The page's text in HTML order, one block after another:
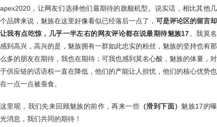
apex2020，让网友们选择他们最期待的旗舰机型。说实话，相比其他几
个品牌来说，魅族在这里好像看似已经落后一点了， 可是评论区的留言却
让我有点吃惊，几乎一半左右的网友评论都在说最期待魅族17。我莫名
感到高兴，高兴的是，魅族拥有一群如此忠实的粉丝，魅族的坚持也有那
么多的朋友在期待，我也在期待；可我也感到莫名心酸，魅族的体量，对
于供应链的话语权一直在降低，他们的产能让人担忧，他们的核心优势也
在一点一点被蚕食。
这里呢，我们先来回顾魅族的前作，再来一些 （滑到下面） 魅族17的曝
光消息，我们共同的期待！